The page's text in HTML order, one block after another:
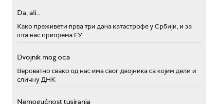
Da, ali...
Како преживети прва три дана катастрофе у Србији, и за
шта нас припрема ЕУ
Dvojnik mog oca
Вероватно свако од нас има свог двојника са којим дели и
сличну ДНК
Nemogućnost tusiranja